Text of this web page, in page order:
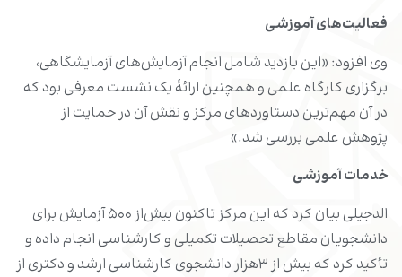
فعالیت‌های آموزشی
وی افزود: «این بازدید شامل انجام آزمایش‌های آزمایشگاهی،
برگزاری کارگاه علمی و همچنین ارائۀ یک نشست معرفی بود که
در آن مهم‌ترین دستاوردهای مرکز و نقش آن در حمایت از
پژوهش علمی بررسی شد.»
خدمات آموزشی
الدجیلی بیان کرد که این مرکز تاکنون بیش‌از ۵۰۰ آزمایش برای
دانشجویان مقاطع تحصیلات تکمیلی و کارشناسی انجام داده و
تأکید کرد که بیش از ۳هزار دانشجوی کارشناسی ارشد و دکتری از